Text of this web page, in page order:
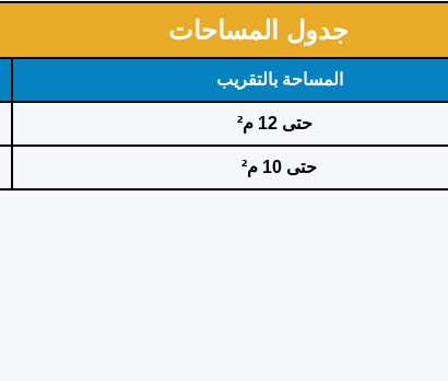
جدول المساحات
المساحة بالتقريب
حتى 12 م²
حتى 10 م²